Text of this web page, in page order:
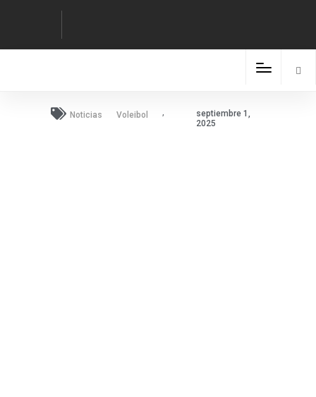
Noticias ,
Voleibol
septiembre 1,
2025